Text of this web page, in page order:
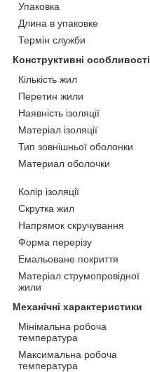
Упаковка
Длина в упаковке
Термін служби
Конструктивні особливості
Кількість жил
Перетин жили
Наявність ізоляції
Матеріал ізоляції
Тип зовнішньої оболонки
Материал оболочки
Колір ізоляції
Скрутка жил
Напрямок скручування
Форма перерізу
Емальоване покриття
Матеріал струмопровідної
жили
Механічні характеристики
Мінімальна робоча
температура
Максимальна робоча
температура